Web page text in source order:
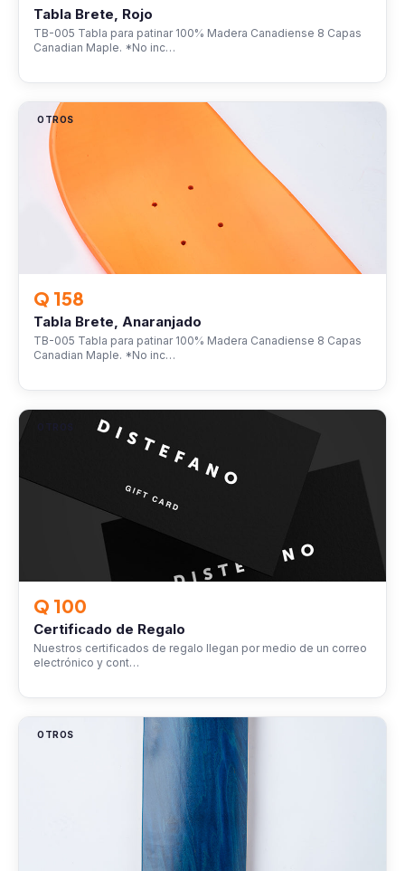
Tabla Brete, Rojo
TB-005 Tabla para patinar 100% Madera Canadiense 8 Capas
Canadian Maple. *No inc…
OTROS
Q 158
Tabla Brete, Anaranjado
TB-005 Tabla para patinar 100% Madera Canadiense 8 Capas
Canadian Maple. *No inc…
OTROS
Q 100
Certificado de Regalo
Nuestros certificados de regalo llegan por medio de un correo
electrónico y cont…
OTROS